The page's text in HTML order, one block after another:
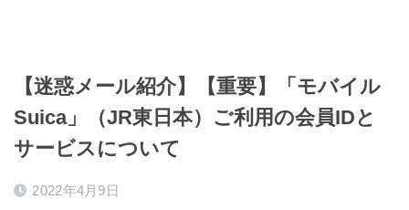
【迷惑メール紹介】【重要】「モバイル
Suica」（JR東日本）ご利用の会員IDと
サービスについて
2022年4月9日